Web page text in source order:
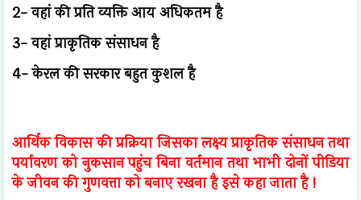
2- वहां की प्रति व्यक्ति आय अधिकतम है
3- वहां प्राकृतिक संसाधन है
4- केरल की सरकार बहुत कुशल है
आर्थिक विकास की प्रक्रिया जिसका लक्ष्य प्राकृतिक संसाधन तथा
पर्यावरण को नुकसान पहुंच बिना वर्तमान तथा भाभी दोनों पीडिया
के जीवन की गुणवत्ता को बनाए रखना है इसे कहा जाता है !